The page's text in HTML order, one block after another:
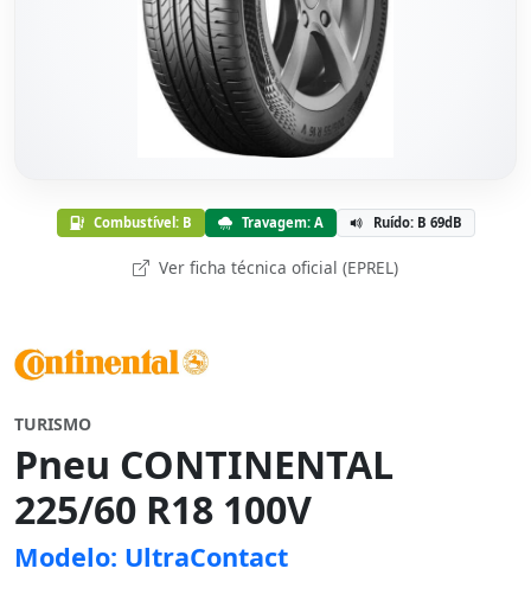
Combustível: B Travagem: A Ruído: B 69dB
Ver ficha técnica oficial (EPREL)
TURISMO
Pneu CONTINENTAL
225/60 R18 100V
Modelo: UltraContact